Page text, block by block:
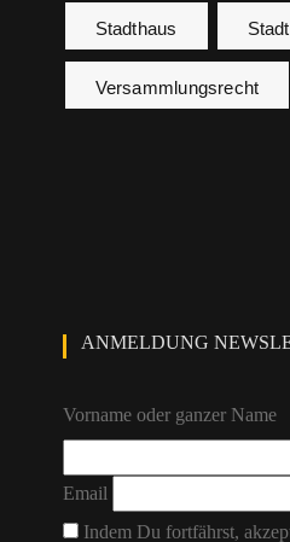
Stadthaus
Versammlungsrecht
ANMELDUNG
Vorname oder ganzer Name
Email
Indem Du fortfährst,